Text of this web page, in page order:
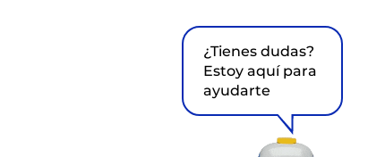
¿Tienes dudas?
Estoy aquí para
ayudarte